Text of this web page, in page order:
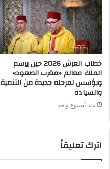
خطاب العرش 2026 حين يرسم
الملك معالم «مغرب الصعود»
ويؤسس لمرحلة جديدة من التنمية
والسيادة
منذ أسبوع واحد
اترك تعليقاً